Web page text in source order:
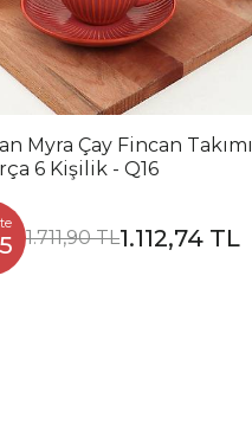
Myra Çay Fincan Takımı
6 Kişilik - Q16
1.711,90 TL1.112,74 TL